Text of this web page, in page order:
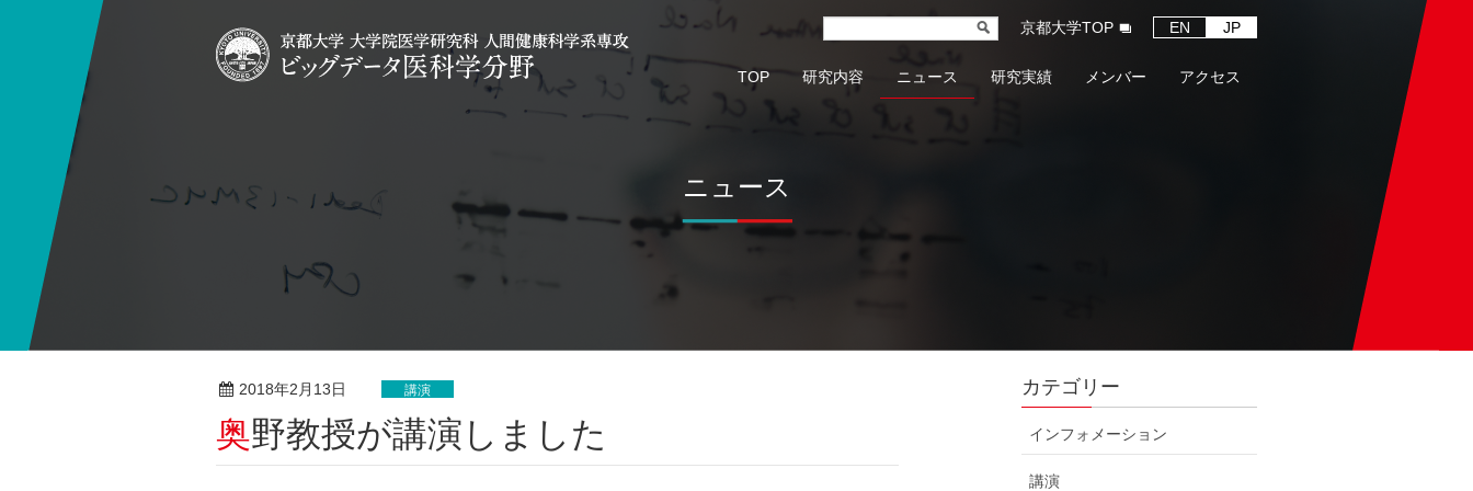
京都大学TOP EN JP
TOP 研究内容 ニュース 研究実績 メンバー アクセス
ニュース
2018年2月13日 講演
奥野教授が講演しました
カテゴリー
インフォメーション
講演